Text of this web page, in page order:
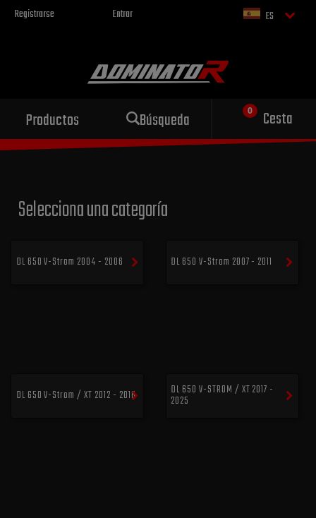
Registrarse Entrar ES
Productos Búsqueda Cesta
Escape deportivo
para tu motocicleta
Selecciona una categoría
DL 650 V-Strom 2004 - 2006 DL 650 V-Strom 2007 - 2011
DL 650 V-Strom / XT 2012 - 2016 DL 650 V-STROM / XT 2017 -
2025